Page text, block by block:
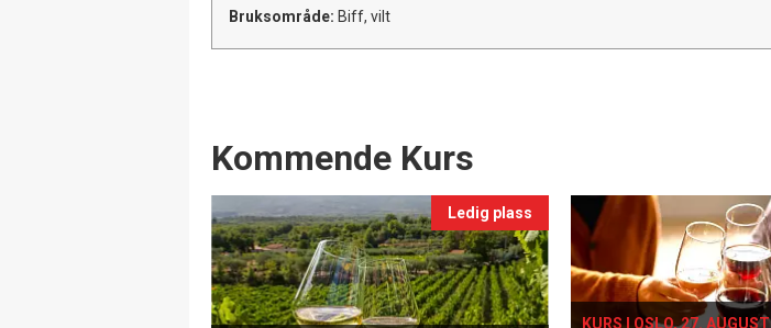
Bruksområde: Biff, vilt
Events
Kommende Kurs
Ledig plass
KURS I OSLO, 27. AUGUST